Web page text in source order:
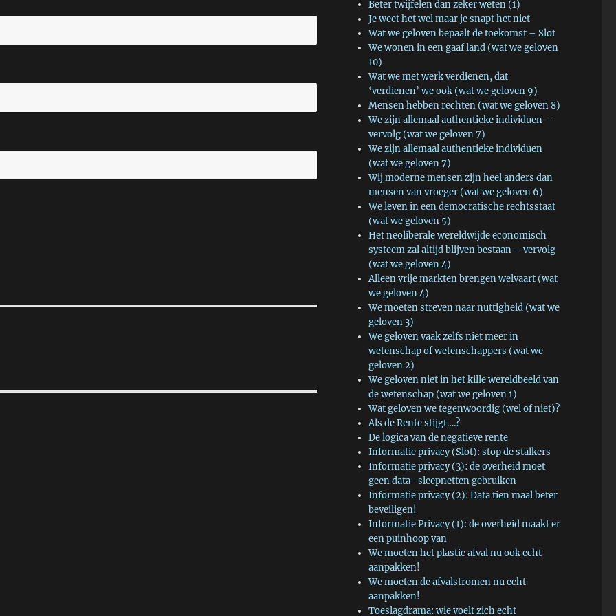
Beter twijfelen dan zeker weten (1)
Je weet het wel maar je snapt het niet
Wat we geloven bepaalt de toekomst – Slot
We wonen in een gaaf land (wat we geloven
10)
Wat we met werk verdienen, dat
‘verdienen’ we ook (wat we geloven 9)
Mensen hebben rechten (wat we geloven 8)
We zijn allemaal authentieke individuen –
vervolg (wat we geloven 7)
We zijn allemaal authentieke individuen
(wat we geloven 7)
Wij moderne mensen zijn heel anders dan
mensen van vroeger (wat we geloven 6)
We leven in een democratische rechtsstaat
(wat we geloven 5)
Het neoliberale wereldwijde economisch
systeem zal altijd blijven bestaan – vervolg
(wat we geloven 4)
Alleen vrije markten brengen welvaart (wat
we geloven 4)
We moeten streven naar nuttigheid (wat we
geloven 3)
We geloven vaak zelfs niet meer in
wetenschap of wetenschappers (wat we
geloven 2)
We geloven niet in het kille wereldbeeld van
de wetenschap (wat we geloven 1)
Wat geloven we tegenwoordig (wel of niet)?
Als de Rente stijgt….?
De logica van de negatieve rente
Informatie privacy (Slot): stop de stalkers
Informatie privacy (3): de overheid moet
geen data- sleepnetten gebruiken
Informatie privacy (2): Data tien maal beter
beveiligen!
Informatie Privacy (1): de overheid maakt er
een puinhoop van
We moeten het plastic afval nu ook echt
aanpakken!
We moeten de afvalstromen nu echt
aanpakken!
Toeslagdrama: wie voelt zich echt